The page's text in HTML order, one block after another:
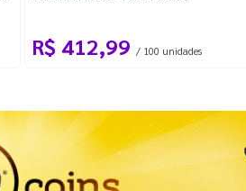
R$ 412,99 / 100 unidades